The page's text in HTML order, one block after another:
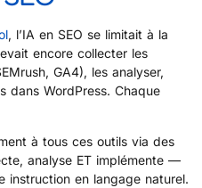
, l’IA en SEO se limitait à la
encore collecter les
GA4), les analyser,
dans WordPress. Chaque
à tous ces outils via des
analyse ET implémente —
instruction en langage naturel.